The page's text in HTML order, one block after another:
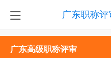
广东职称
广东高级职称评审